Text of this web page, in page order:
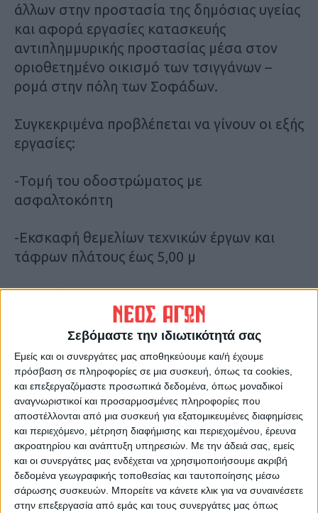
Σεβόμαστε την ιδιωτικότητά σας
Εμείς και οι συνεργάτες μας αποθηκεύουμε και/ή έχουμε
πρόσβαση σε πληροφορίες σε μια συσκευή, όπως τα cookies,
και επεξεργαζόμαστε προσωπικά δεδομένα, όπως μοναδικοί
αναγνωριστικοί και προσαρμοσμένες πληροφορίες που
αποστέλλονται από μια συσκευή για εξατομικευμένες διαφημίσεις
και περιεχόμενο, μέτρηση διαφήμισης και περιεχομένου, έρευνα
ακροατηρίου και ανάπτυξη υπηρεσιών. Με την άδειά σας, εμείς
και οι συνεργάτες μας ενδέχεται να χρησιμοποιήσουμε ακριβή
δεδομένα γεωγραφικής τοποθεσίας και ταυτοποίησης μέσω
σάρωσης συσκευών. Μπορείτε να κάνετε κλικ για να συναινέσετε
στην επεξεργασία από εμάς και τους συνεργάτες μας όπως
άλλων στην προστασία της δημόσιας υγείας
και αφορά εργασίες κατασκευής
αντιπλημμυρικής προστασίας μέσα στον
οριοθετημένο οικισμό των τσιγγάνων –
ρομά στην πόλη των Σοφάδων.
Συγκεκριμένα προβλέπεται να γίνουν οι εξής
εργασίες:
-Τομή του οδοστρώματος με
ασφαλτοκόπτη
-Εκσκαφή θεμελίων τεχνικών έργων και
τάφρων πλάτους έως 5,00 μ
-Προμήθεια και τοποθέτηση
τσιμεντοσωλήνων αποχέτευσης κλάσεως
αντοχής 120 κατά ΕΛΟΤ 1916 ονομαστικής
διαμέτρου Φ 800 mm, Φ 500 mm και Φ 400
mm πλήρως εγκυβωτισμένες σε σκυρόδεμα
-Επιχώματα από κοκκώδη υλικά
-Αντιστηρίξεις παρειών χάνδακος με
μεταλλικά πετάσματα όπου απαιτείται
-Κατασκευή τυποποιημένων φρεατίων